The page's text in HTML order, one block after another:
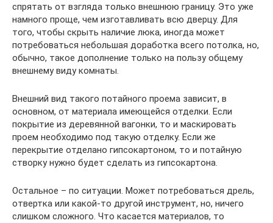
спрятать от взгляда только внешнюю границу. Это уже
намного проще, чем изготавливать всю дверцу. Для
того, чтобы скрыть наличие люка, иногда может
потребоваться небольшая доработка всего потолка, но,
обычно, такое дополнение только на пользу общему
внешнему виду комнаты.
Внешний вид такого потайного проема зависит, в
основном, от материала имеющейся отделки. Если
покрытие из деревянной вагонки, то и маскировать
проем необходимо под такую отделку. Если же
перекрытие отделано гипсокартоном, то и потайную
створку нужно будет сделать из гипсокартона.
Остальное – по ситуации. Может потребоваться дрель,
отвертка или какой-то другой инструмент, но, ничего
слишком сложного. Что касается материалов, то